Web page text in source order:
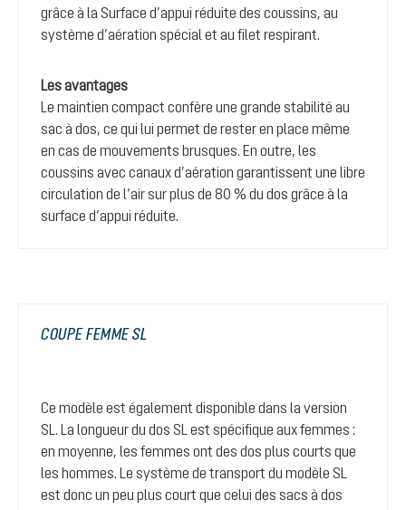
grâce à la Surface d’appui réduite des coussins, au
système d’aération spécial et au filet respirant.
Les avantages
Le maintien compact confère une grande stabilité au
sac à dos, ce qui lui permet de rester en place même
en cas de mouvements brusques. En outre, les
coussins avec canaux d’aération garantissent une libre
circulation de l’air sur plus de 80 % du dos grâce à la
surface d’appui réduite.
COUPE FEMME SL
Ce modèle est également disponible dans la version
SL. La longueur du dos SL est spécifique aux femmes :
en moyenne, les femmes ont des dos plus courts que
les hommes. Le système de transport du modèle SL
est donc un peu plus court que celui des sacs à dos